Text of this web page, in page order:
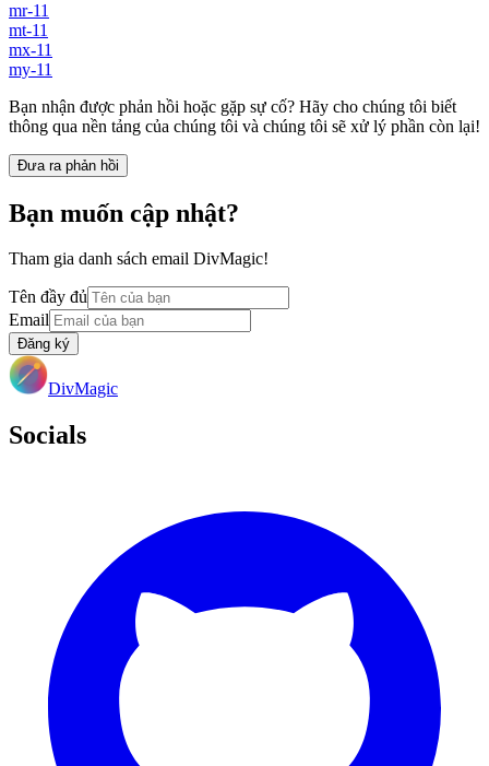
mr-11
mt-11
mx-11
my-11
Bạn nhận được phản hồi hoặc gặp sự cố? Hãy cho chúng tôi biết
thông qua nền tảng của chúng tôi và chúng tôi sẽ xử lý phần còn lại!
Đưa ra phản hồi
Bạn muốn cập nhật?
Tham gia danh sách email DivMagic!
Tên đầy đủ
Email
Đăng ký
DivMagic
Socials